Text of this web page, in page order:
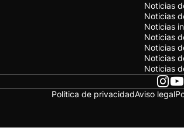
Noticias
Noticias
Noticias
Noticias
Noticias
Noticias
Noticias
Política de privacidadAviso legal